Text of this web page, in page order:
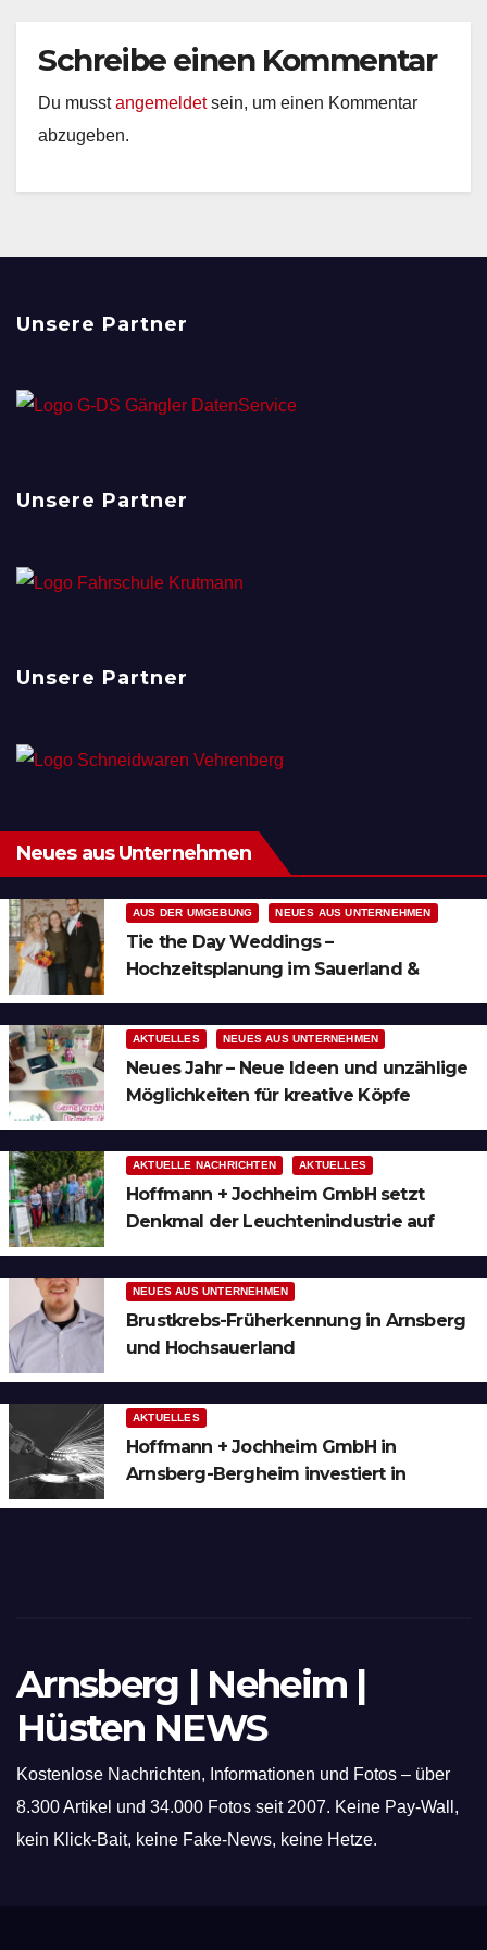
Schreibe einen Kommentar
Du musstangemeldetsein, um einen Kommentar
abzugeben.
Unsere Partner
Unsere Partner
Unsere Partner
Neues aus Unternehmen
AUS DER UMGEBUNG NEUES AUS UNTERNEHMEN
Tie the Day Weddings –
Hochzeitsplanung im Sauerland &
AKTUELLES NEUES AUS UNTERNEHMEN
Neues Jahr – Neue Ideen und unzählige
Möglichkeiten für kreative Köpfe
AKTUELLE NACHRICHTEN AKTUELLES
Hoffmann + Jochheim GmbH setzt
Denkmal der Leuchtenindustrie auf
NEUES AUS UNTERNEHMEN
Brustkrebs-Früherkennung in Arnsberg
und Hochsauerland
AKTUELLES
Hoffmann + Jochheim GmbH in
Arnsberg-Bergheim investiert in
Arnsberg | Neheim |
Hüsten NEWS
Kostenlose Nachrichten, Informationen und Fotos – über
8.300 Artikel und 34.000 Fotos seit 2007. Keine Pay-Wall,
kein Klick-Bait, keine Fake-News, keine Hetze.